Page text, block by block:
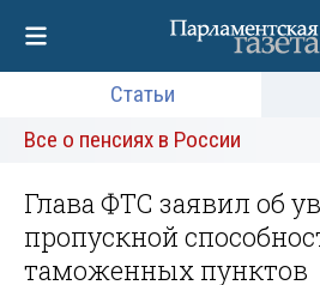
Статьи
Все о пенсиях в России
Глава ФТС заявил об
пропускной
таможенных пунктов